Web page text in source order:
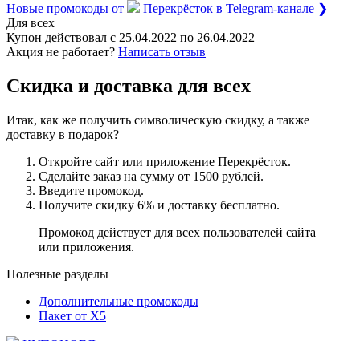
Новые промокоды от
Перекрёсток в Telegram-канале ❯
Для всех
Купон действовал с 25.04.2022 по 26.04.2022
Акция не работает? Написать отзыв
Скидка и доставка для всех
Итак, как же получить символическую скидку, а также
доставку в подарок?
Откройте сайт или приложение Перекрёсток.
Сделайте заказ на сумму от 1500 рублей.
Введите промокод.
Получите скидку 6% и доставку бесплатно.
Промокод действует для всех пользователей сайта
или приложения.
Полезные разделы
Дополнительные промокоды
Пакет от X5